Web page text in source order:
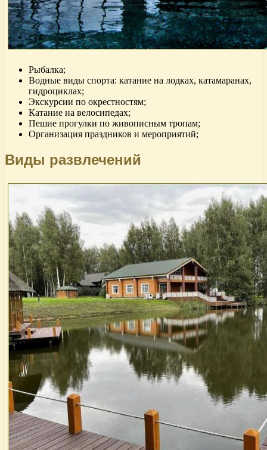
Рыбалка;
Водные виды спорта: катание на лодках, катамаранах,
гидроциклах;
Экскурсии по окрестностям;
Катание на велосипедах;
Пешие прогулки по живописным тропам;
Организация праздников и мероприятий;
Виды развлечений